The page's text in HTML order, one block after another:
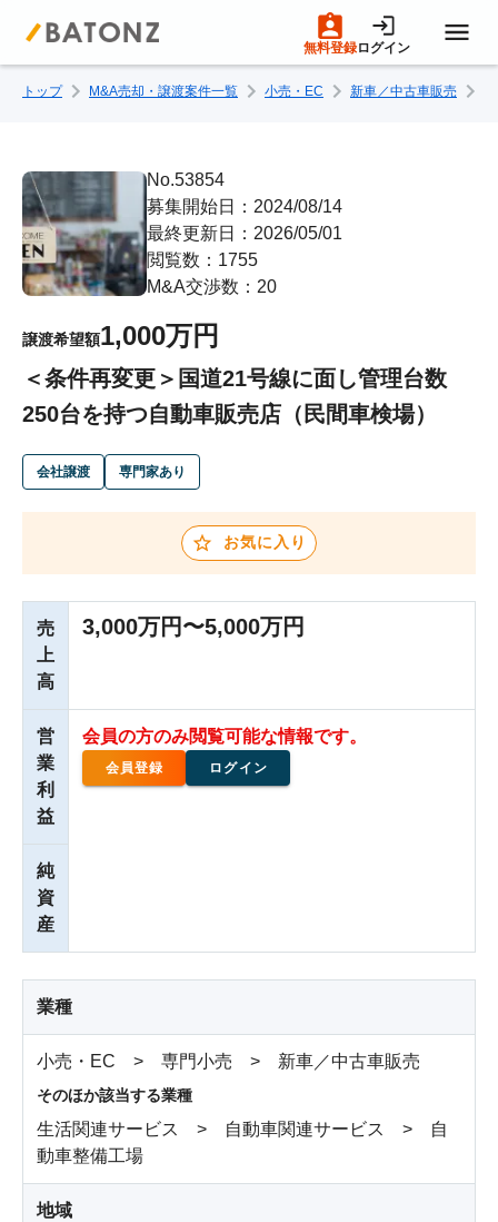
無料登録ログイン
トップページ
M&A案件一覧
売りたい方へ
成約事例
M&A専門家の方へ
トップ M&A売却・譲渡案件一覧 小売・EC 新車／中古車販売
No.53854
募集開始日：2024/08/14
最終更新日：2026/05/01
閲覧数：1755
M&A交渉数：20
譲渡希望額1,000万円
＜条件再変更＞国道21号線に面し管理台数
250台を持つ自動車販売店（民間車検場）
会社譲渡 専門家あり
お気に入り
売
上
高
3,000万円〜5,000万円
営
業
利
益
会員の方のみ閲覧可能な情報です。
会員登録 ログイン
純
資
産
業種
小売・EC > 専門小売 > 新車／中古車販売
そのほか該当する業種
生活関連サービス > 自動車関連サービス > 自
動車整備工場
地域